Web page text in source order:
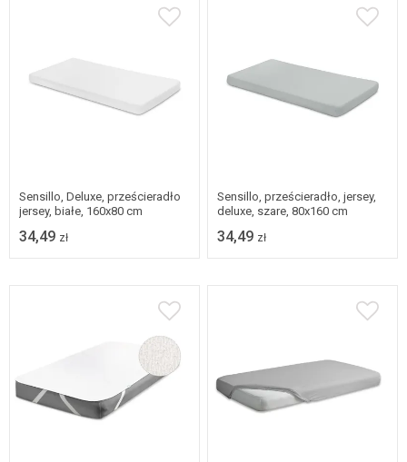
Sensillo, Deluxe, prześcieradło
jersey, białe, 160x80 cm
34,49 zł
Sensillo, prześcieradło, jersey,
deluxe, szare, 80x160 cm
34,49 zł